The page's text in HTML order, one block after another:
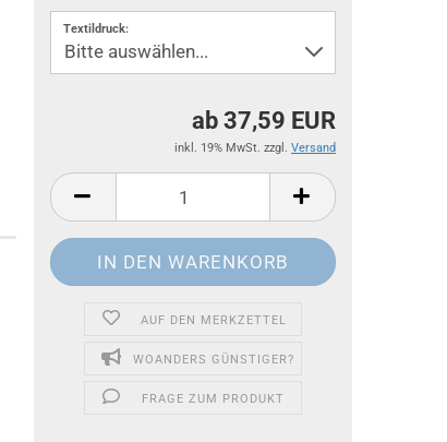
Textildruck:
ab 37,59 EUR
inkl. 19% MwSt. zzgl. Versand
AUF DEN MERKZETTEL
WOANDERS GÜNSTIGER?
FRAGE ZUM PRODUKT